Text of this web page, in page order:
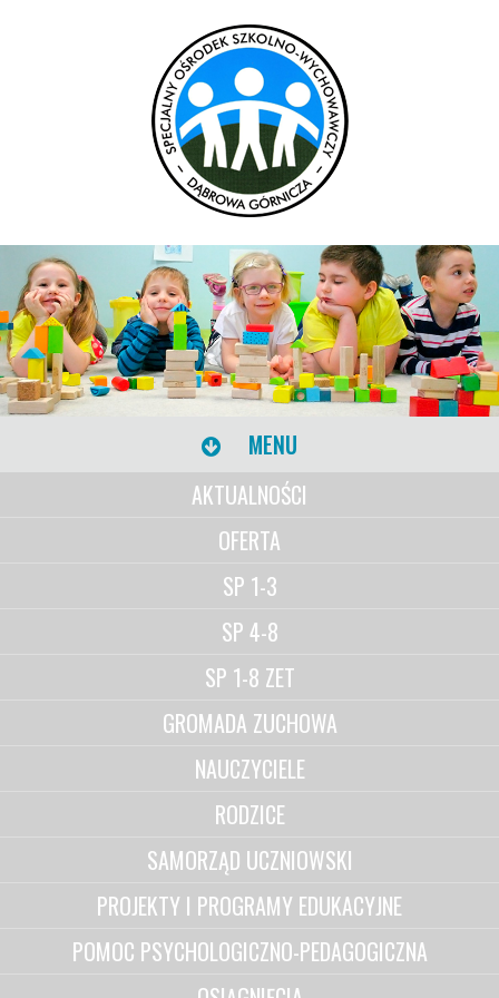
MENU
AKTUALNOŚCI
OFERTA
SP 1-3
SP 4-8
SP 1-8 ZET
GROMADA ZUCHOWA
NAUCZYCIELE
RODZICE
SAMORZĄD UCZNIOWSKI
PROJEKTY I PROGRAMY EDUKACYJNE
POMOC PSYCHOLOGICZNO-PEDAGOGICZNA